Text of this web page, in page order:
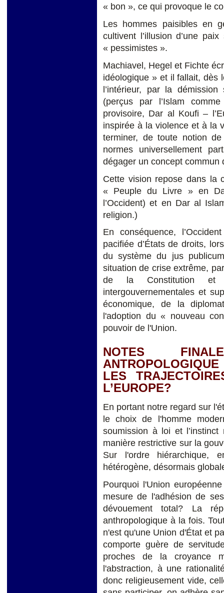
« bon », ce qui provoque le
Les hommes paisibles en
cultivent l’illusion d’une
« pessimistes ».
Machiavel, Hegel et Fichte
idéologique » et il fallait, dès
l’intérieur, par la
(perçus par l’Islam
provisoire, Dar al Koufi –
inspirée à la violence et à la
terminer, de toute notion
normes universellement
dégager un concept commun
Cette vision repose dans la
« Peuple du Livre » en
l’Occident) et en Dar al
religion.)
En conséquence,
pacifiée d’États de droits,
du système du jus
situation de crise extrême,
de la Constitution et
intergouvernementales et
économique, de la
l'adoption du « nouveau
pouvoir de l'Union.
NOTES
LES
L’EUROPE?
En portant notre regard sur
le choix de l'homme
soumission à loi et
manière restrictive sur la
Sur l'ordre hiérarchique,
hétérogène, désormais
Pourquoi l'Union
mesure de l'adhésion de
dévouement total? La
anthropologique à la fois.
n'est qu'une Union d'État et
comporte guère de
proches de la croyance
l'abstraction, à une
donc religieusement vide,